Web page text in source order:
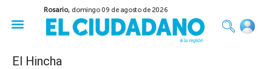
Rosario, domingo 09 de agosto de 2026
El Hincha